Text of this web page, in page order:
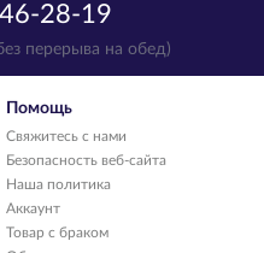
28-19
перерыва на обед)
Помощь
Свяжитесь с нами
Безопасность веб-сайта
Наша политика
Аккаунт
Товар с браком